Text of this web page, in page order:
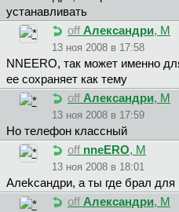
устанавливать
off Александри, М
13 ноя 2008 в 17:58
NNEERO, так может именно
ее сохраняет как тему
off Александри, М
13 ноя 2008 в 17:59
Но телефон классный
off nneERO, М
13 ноя 2008 в 18:01
Aлekcaндpи, а ты где брал для
off Александри, М